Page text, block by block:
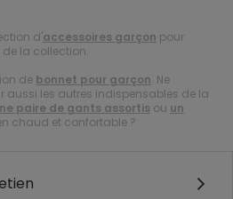
d'accessoires garçon pour
la collection.
de bonnet pour garçon. Ne
aussi les autres indispensables de la
paire de gants assortis ou un
chaud et confortable ?